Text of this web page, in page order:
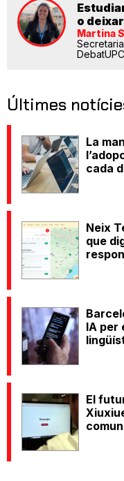
o
Martina
DebatUPC
Últimes
La
cada
Neix
que
IA per
El